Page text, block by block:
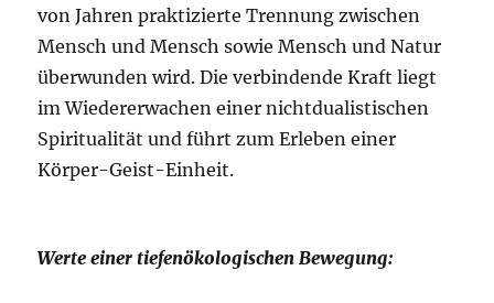
von Jahren praktizierte Trennung zwischen
Mensch und Mensch sowie Mensch und Natur
überwunden wird. Die verbindende Kraft liegt
im Wiedererwachen einer nichtdualistischen
Spiritualität und führt zum Erleben einer
Körper-Geist-Einheit.
Werte einer tiefenökologischen Bewegung: